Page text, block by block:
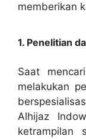
memberikan
1. Penelitian
Saat
melakukan
Alhijaz
ketrampilan